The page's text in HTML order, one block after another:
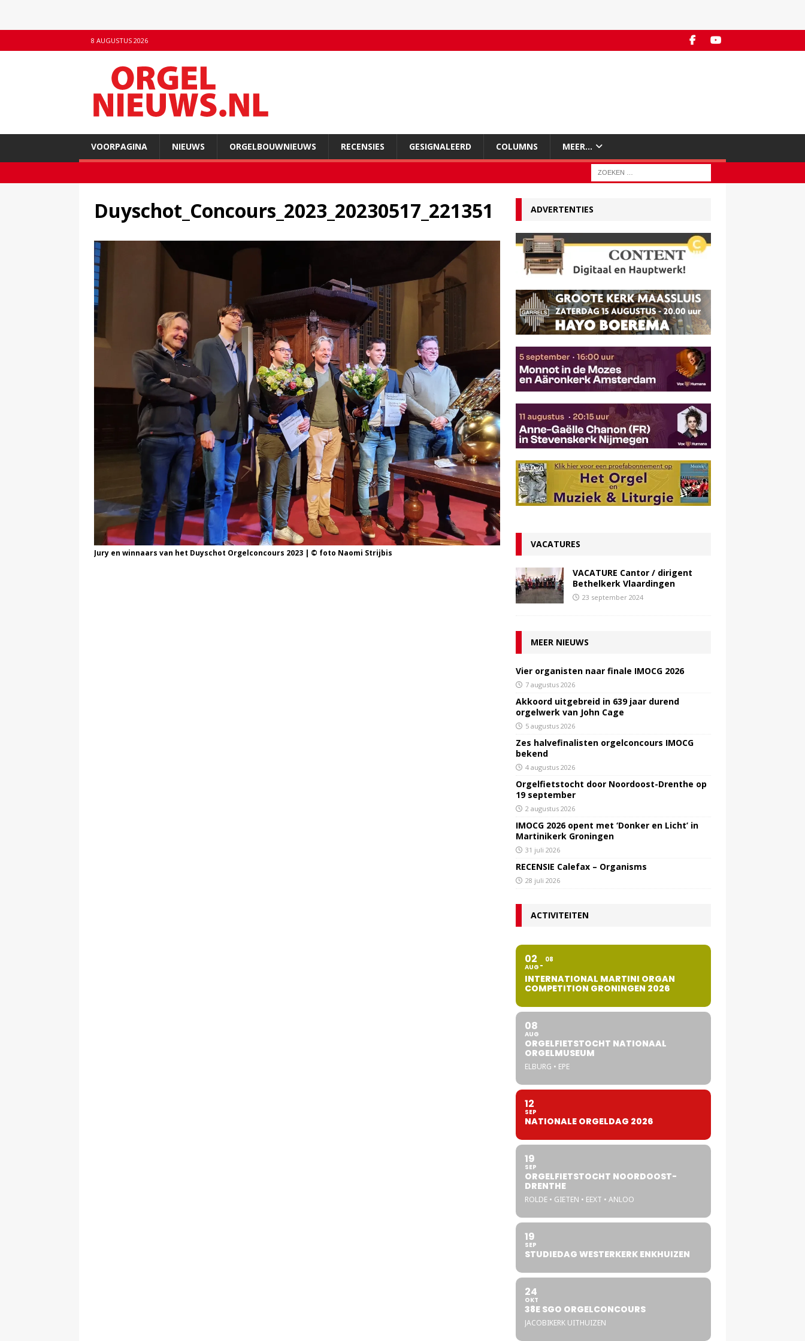
8 AUGUSTUS 2026
VOORPAGINA NIEUWS ORGELBOUWNIEUWS RECENSIES GESIGNALEERD COLUMNS MEER…
Duyschot_Concours_2023_20230517_221351
Jury en winnaars van het Duyschot Orgelconcours 2023 | © foto Naomi Strijbis
ADVERTENTIES
VACATURES
VACATURE Cantor / dirigent
Bethelkerk Vlaardingen
23 september 2024
MEER NIEUWS
Vier organisten naar finale IMOCG 2026
7 augustus 2026
Akkoord uitgebreid in 639 jaar durend
orgelwerk van John Cage
5 augustus 2026
Zes halvefinalisten orgelconcours IMOCG
bekend
4 augustus 2026
Orgelfietstocht door Noordoost-Drenthe op
19 september
2 augustus 2026
IMOCG 2026 opent met ‘Donker en Licht’ in
Martinikerk Groningen
31 juli 2026
RECENSIE Calefax – Organisms
28 juli 2026
ACTIVITEITEN
02
AUG
08
INTERNATIONAL MARTINI ORGAN
COMPETITION GRONINGEN 2026
08
AUG
ORGELFIETSTOCHT NATIONAAL
ORGELMUSEUM
ELBURG • EPE
12
SEP
NATIONALE ORGELDAG 2026
19
SEP
ORGELFIETSTOCHT NOORDOOST-
DRENTHE
ROLDE • GIETEN • EEXT • ANLOO
19
SEP
STUDIEDAG WESTERKERK ENKHUIZEN
24
OKT
38E SGO ORGELCONCOURS
JACOBIKERK UITHUIZEN